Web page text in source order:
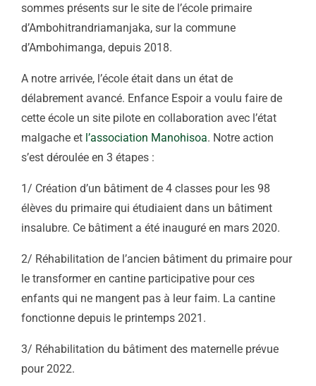
sommes présents sur le site de l’école primaire
d’Ambohitrandriamanjaka, sur la commune
d’Ambohimanga, depuis 2018.
A notre arrivée, l’école était dans un état de
délabrement avancé. Enfance Espoir a voulu faire de
cette école un site pilote en collaboration avec l’état
malgache et l’association Manohisoa. Notre action
s’est déroulée en 3 étapes :
1/ Création d’un bâtiment de 4 classes pour les 98
élèves du primaire qui étudiaient dans un bâtiment
insalubre. Ce bâtiment a été inauguré en mars 2020.
2/ Réhabilitation de l’ancien bâtiment du primaire pour
le transformer en cantine participative pour ces
enfants qui ne mangent pas à leur faim. La cantine
fonctionne depuis le printemps 2021.
3/ Réhabilitation du bâtiment des maternelle prévue
pour 2022.